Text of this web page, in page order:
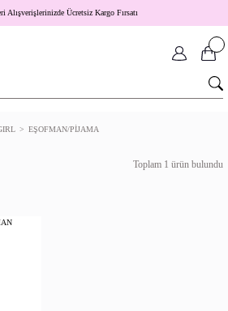
Alışverişlerinizde Ücretsiz Kargo Fırsatı
EŞOFMAN/PİJAMA
Toplam 1 ürün bulundu